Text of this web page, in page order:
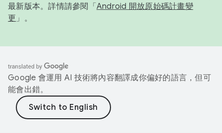
最新版本。詳情請參閱「 Android 開放原始碼計畫變
更 」。
Google 會運用 AI 技術將內容翻譯成你偏好的語言，但可
能會出錯。